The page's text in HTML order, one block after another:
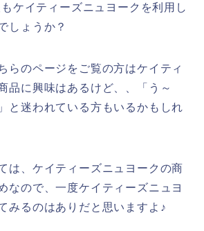
ケイティーズニュヨークを利用し
しょうか？
らのページをご覧の方はケイティ
品に興味はあるけど、、「う～
と迷われている方もいるかもしれ
は、ケイティーズニュヨークの商
なので、一度ケイティーズニュヨ
みるのはありだと思いますよ♪